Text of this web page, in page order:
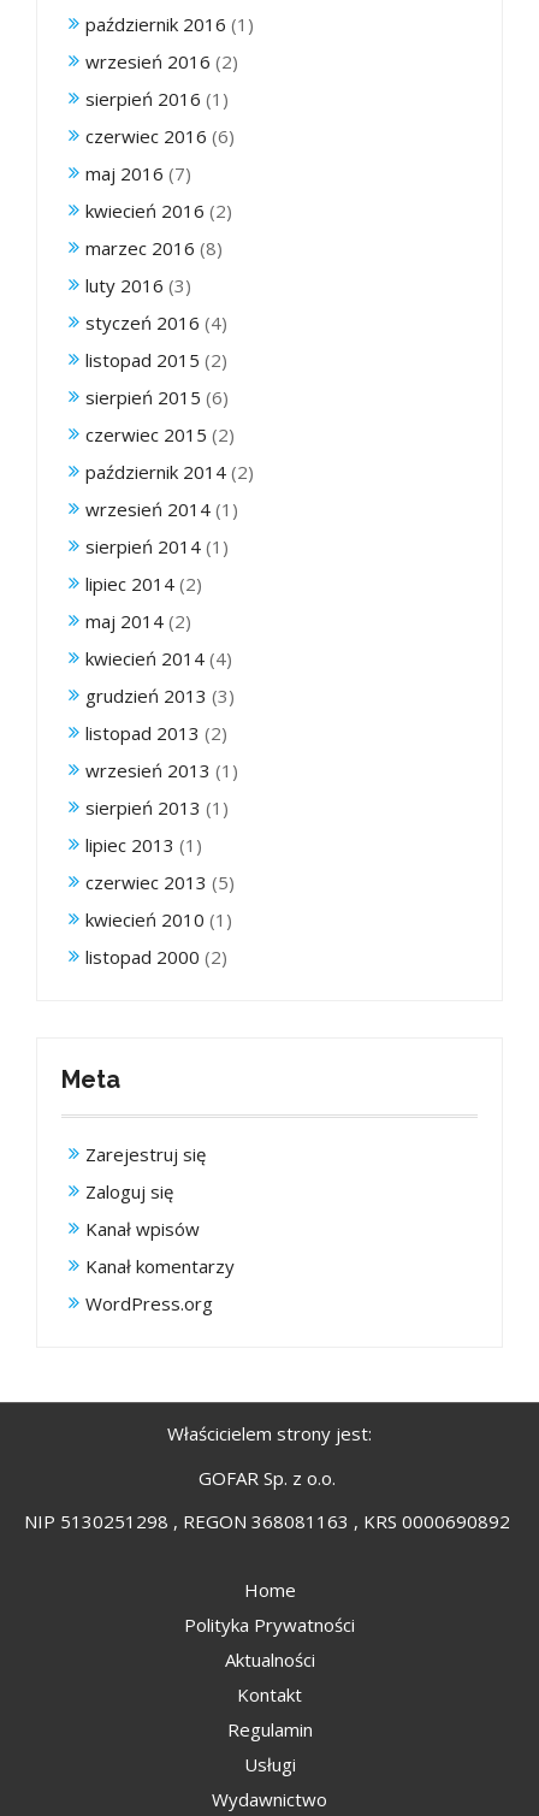
październik 2016 (1)
wrzesień 2016 (2)
sierpień 2016 (1)
czerwiec 2016 (6)
maj 2016 (7)
kwiecień 2016 (2)
marzec 2016 (8)
luty 2016 (3)
styczeń 2016 (4)
listopad 2015 (2)
sierpień 2015 (6)
czerwiec 2015 (2)
październik 2014 (2)
wrzesień 2014 (1)
sierpień 2014 (1)
lipiec 2014 (2)
maj 2014 (2)
kwiecień 2014 (4)
grudzień 2013 (3)
listopad 2013 (2)
wrzesień 2013 (1)
sierpień 2013 (1)
lipiec 2013 (1)
czerwiec 2013 (5)
kwiecień 2010 (1)
listopad 2000 (2)
Meta
Zarejestruj się
Zaloguj się
Kanał wpisów
Kanał komentarzy
WordPress.org
Właścicielem strony jest:
GOFAR Sp. z o.o.
NIP 5130251298 , REGON 368081163 , KRS 0000690892
Home
Polityka Prywatności
Aktualności
Kontakt
Regulamin
Usługi
Wydawnictwo